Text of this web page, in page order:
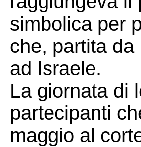
simbolica per
che, partita
ad Israele.
La giornata di
partecipanti
maggio al